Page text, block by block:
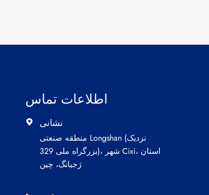
اطلاعات تماس
 نشانی
منطقه صنعتی Longshan (نزدیک
بزرگراه ملی 329)، شهر Cixi، استان
ژجیانگ، چین